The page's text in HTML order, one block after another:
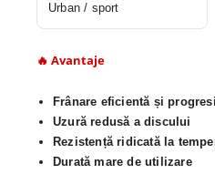
Urban / sport
🔥 Avantaje
Frânare eficientă și
Uzură redusă a discului
Rezistență ridicată la
Durată mare de utilizare